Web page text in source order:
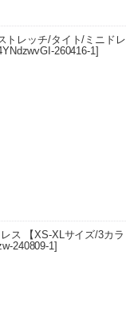
トレッチ/タイト/ミニドレ
260416-1]
ス 【XS-XLサイズ/3カラ
240809-1]